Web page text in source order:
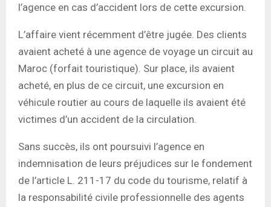
l’agence en cas d’accident lors de cette excursion.
L’affaire vient récemment d’être jugée. Des clients
avaient acheté à une agence de voyage un circuit au
Maroc (forfait touristique). Sur place, ils avaient
acheté, en plus de ce circuit, une excursion en
véhicule routier au cours de laquelle ils avaient été
victimes d’un accident de la circulation.
Sans succès, ils ont poursuivi l’agence en
indemnisation de leurs préjudices sur le fondement
de l’article L. 211-17 du code du tourisme, relatif à
la responsabilité civile professionnelle des agents